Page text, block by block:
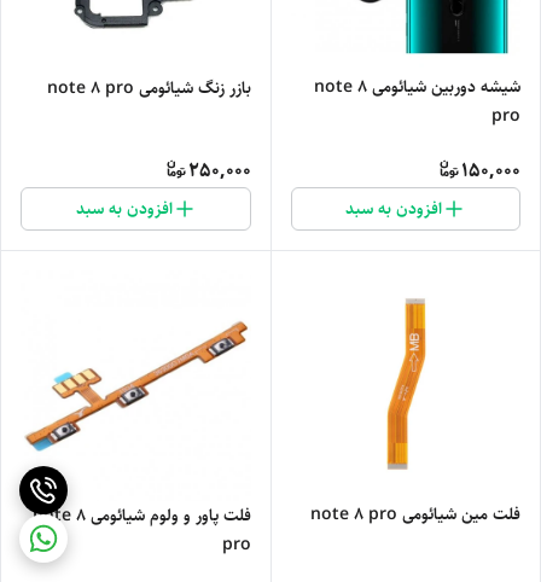
شیشه دوربین شیائومی note 8
pro
150,000
افزودن به سبد
بازر زنگ شیائومی note 8 pro
250,000
افزودن به سبد
فلت مین شیائومی note 8 pro
فلت پاور و ولوم شیائومی note 8
pro